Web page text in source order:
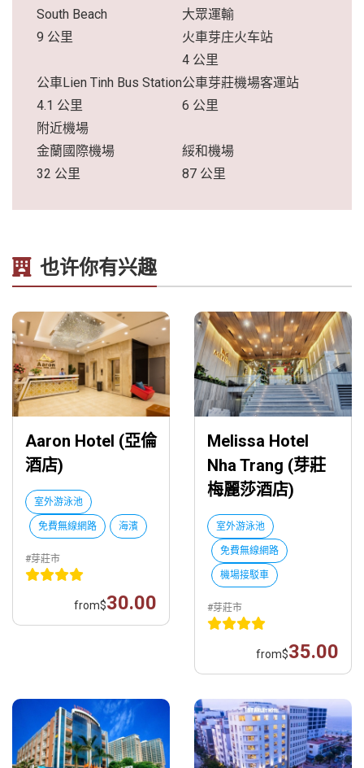
South Beach
9 公里
大眾運輸
火車芽庄火车站
4 公里
公車Lien Tinh Bus Station
4.1 公里
公車芽莊機場客運站
6 公里
附近機場
金蘭國際機場
32 公里
綏和機場
87 公里
也许你有兴趣
Aaron Hotel (亞倫
酒店)
室外游泳池
免費無線網路 海濱
#芽莊市
from$30.00
Melissa Hotel
Nha Trang (芽莊
梅麗莎酒店)
室外游泳池
免費無線網路
機場接駁車
#芽莊市
from$35.00